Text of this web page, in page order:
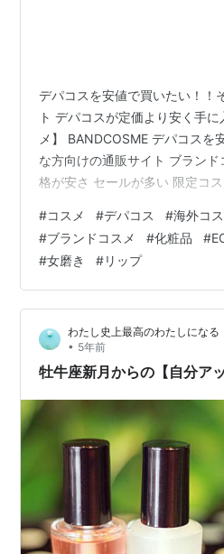
デパコスを安値で買いたい！！
ト デパコスが定価より安く手
メ】 BANDCOSME デパコスを
な方向けの通販サイト ブラン
格が安さ セールが多い 限定コ
月にオープンしたコスメ・スキ
るECサイト。取り扱っているブ
て今大人気です。
のブランドコスメが 格安で手
【ブランドコスメ】 https://
#コスメ #デパコス #海外コ
#ブランドコスメ #化粧品 #
#女磨き #リップ
わたし史上最高のわたしにな
• 5年前
牡牛座新月からの【自分ア